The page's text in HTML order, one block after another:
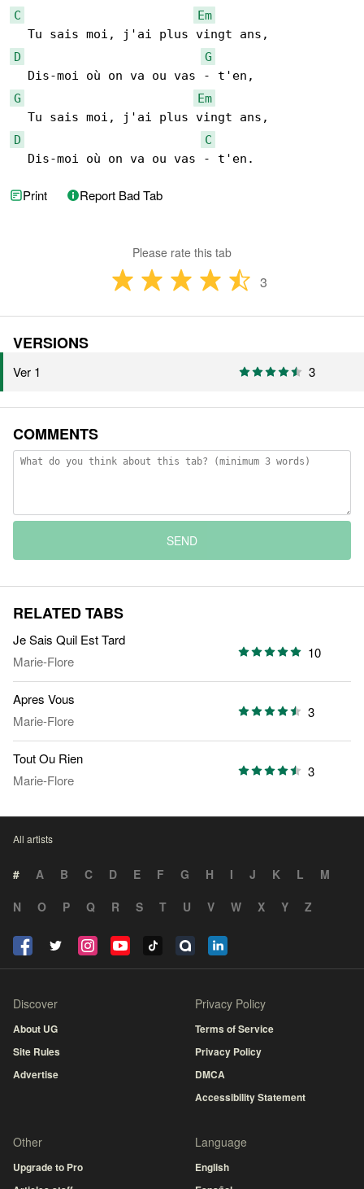
C
Em
D
G
G
Em
D
C
  Dis-moi où on va ou vas - t'en.
Print Report Bad Tab
Please rate this tab
3
VERSIONS
Ver 1 3
COMMENTS
SEND
RELATED TABS
Je Sais Quil Est Tard
Marie-Flore
10
Apres Vous
Marie-Flore
3
Tout Ou Rien
Marie-Flore
3
All artists
# A B C D E F G H I J K L
M
N
O P Q R S T U V W X Y Z
Discover
About UG
Site Rules
Advertise
Privacy Policy
Terms of Service
Privacy Policy
DMCA
Accessibility Statement
Other
Upgrade to Pro
Language
English